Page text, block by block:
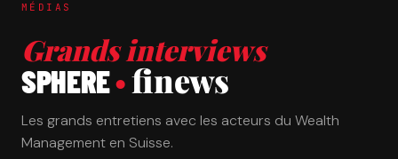
MÉDIAS
Grands interviews
SPHERE•finews
Les grands entretiens avec les acteurs du Wealth
Management en Suisse.